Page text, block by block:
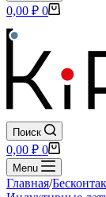
Корзина
0,00 ₽ 0
Поиск
Корзина
0,00 ₽ 0
Menu
Главная/